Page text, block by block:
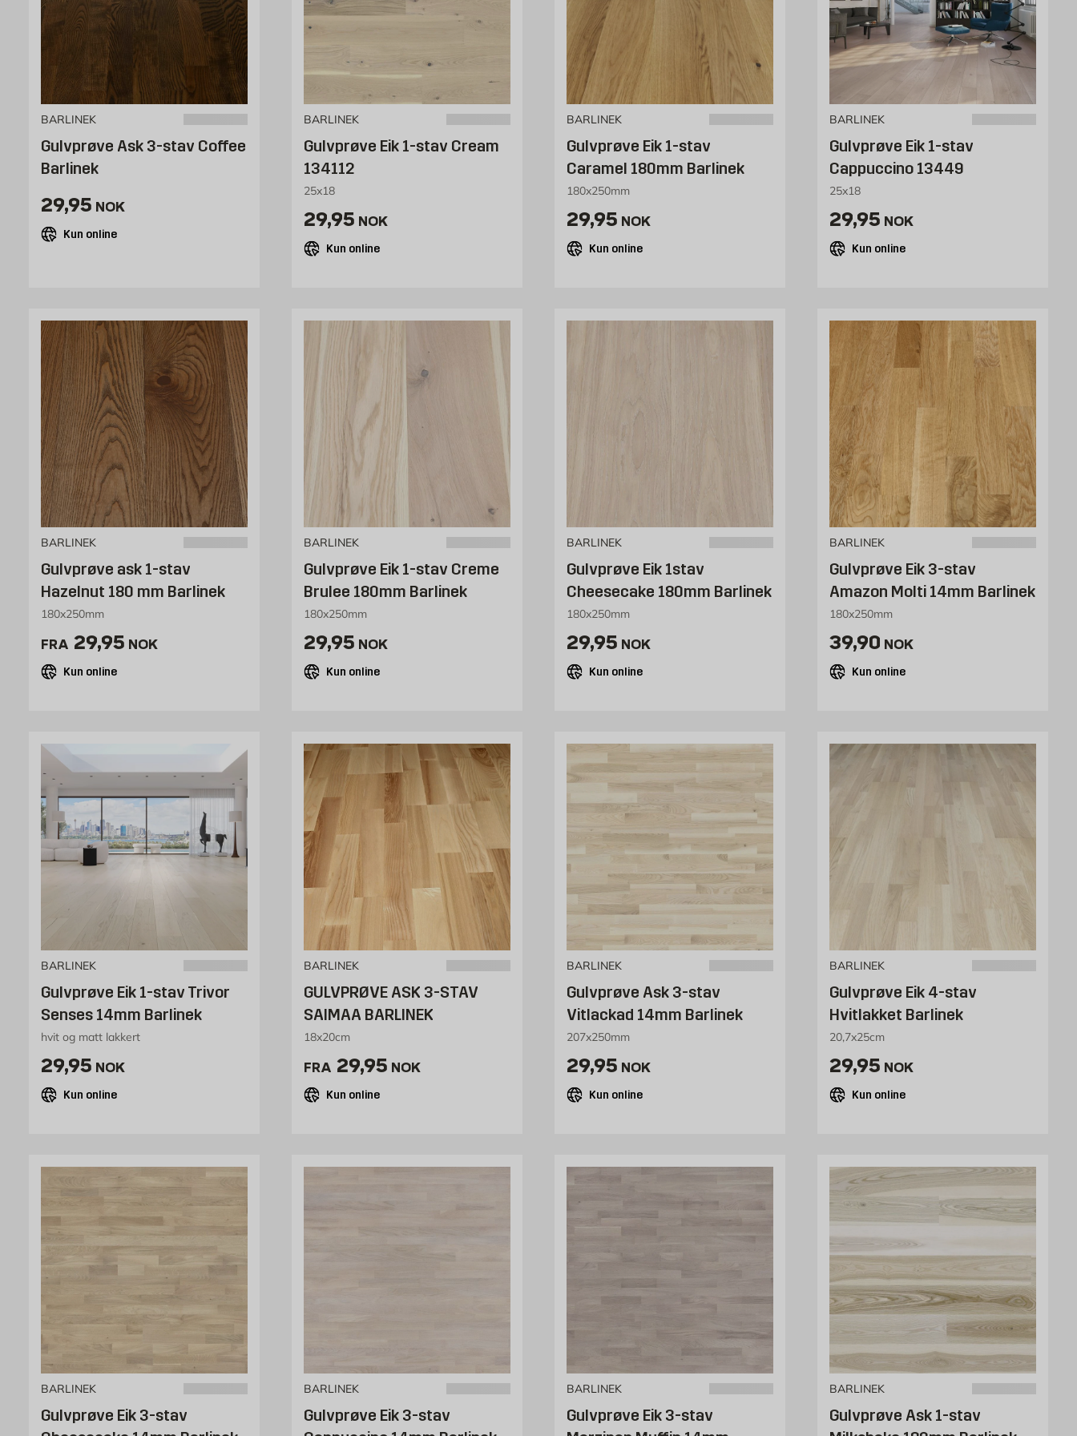
BARLINEK
Gulvprøve Ask 3-stav Coffee
Barlinek
Pris 29.95 NOK /stk
29,95 NOK
Kun online
BARLINEK
Gulvprøve Eik 1-stav Cream
134112
25x18
Pris 29.95 NOK /stk
29,95 NOK
Kun online
BARLINEK
Gulvprøve Eik 1-stav
Caramel 180mm Barlinek
180x250mm
Pris 29.95 NOK /stk
29,95 NOK
Kun online
BARLINEK
Gulvprøve Eik 1-stav
Cappuccino 13449
25x18
Pris 29.95 NOK /stk
29,95 NOK
Kun online
BARLINEK
Gulvprøve ask 1-stav
Hazelnut 180 mm Barlinek
180x250mm
FRA Pris 29.95 NOK /stk
29,95 NOK
Kun online
BARLINEK
Gulvprøve Eik 1-stav Creme
Brulee 180mm Barlinek
180x250mm
Pris 29.95 NOK /stk
29,95 NOK
Kun online
BARLINEK
Gulvprøve Eik 1stav
Cheesecake 180mm Barlinek
180x250mm
Pris 29.95 NOK /stk
29,95 NOK
Kun online
BARLINEK
Gulvprøve Eik 3-stav
Amazon Molti 14mm Barlinek
180x250mm
Pris 39.9 NOK /stk
39,90 NOK
Kun online
BARLINEK
Gulvprøve Eik 1-stav Trivor
Senses 14mm Barlinek
hvit og matt lakkert
Pris 29.95 NOK /stk
29,95 NOK
Kun online
BARLINEK
GULVPRØVE ASK 3-STAV
SAIMAA BARLINEK
18x20cm
FRA Pris 29.95 NOK /stk
29,95 NOK
Kun online
BARLINEK
Gulvprøve Ask 3-stav
Vitlackad 14mm Barlinek
207x250mm
Pris 29.95 NOK /stk
29,95 NOK
Kun online
BARLINEK
Gulvprøve Eik 4-stav
Hvitlakket Barlinek
20,7x25cm
Pris 29.95 NOK /stk
29,95 NOK
Kun online
BARLINEK
Gulvprøve Eik 3-stav
BARLINEK
Gulvprøve Eik 3-stav
BARLINEK
Gulvprøve Eik 3-stav
BARLINEK
Gulvprøve Ask 1-stav